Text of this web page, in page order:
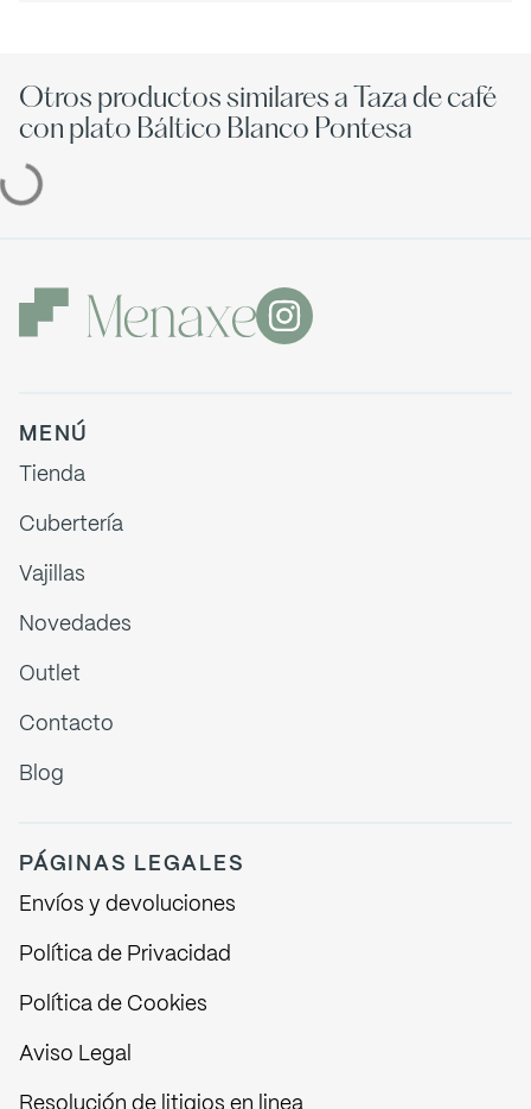
Otros productos similares a Taza de café
con plato Báltico Blanco Pontesa
MENÚ
Tienda
Cubertería
Vajillas
Novedades
Outlet
Contacto
Blog
PÁGINAS LEGALES
Envíos y devoluciones
Política de Privacidad
Política de Cookies
Aviso Legal
Resolución de litigios en linea